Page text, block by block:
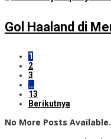
Gol Haaland di
1
2
3
…
13
Berikutnya
No More Posts Available.